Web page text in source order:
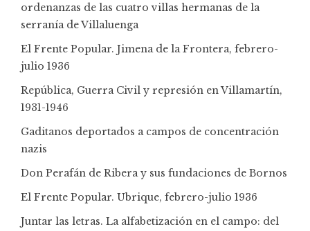
ordenanzas de las cuatro villas hermanas de la
serranía de Villaluenga
El Frente Popular. Jimena de la Frontera, febrero-
julio 1936
República, Guerra Civil y represión en Villamartín,
1931-1946
Gaditanos deportados a campos de concentración
nazis
Don Perafán de Ribera y sus fundaciones de Bornos
El Frente Popular. Ubrique, febrero-julio 1936
Juntar las letras. La alfabetización en el campo: del